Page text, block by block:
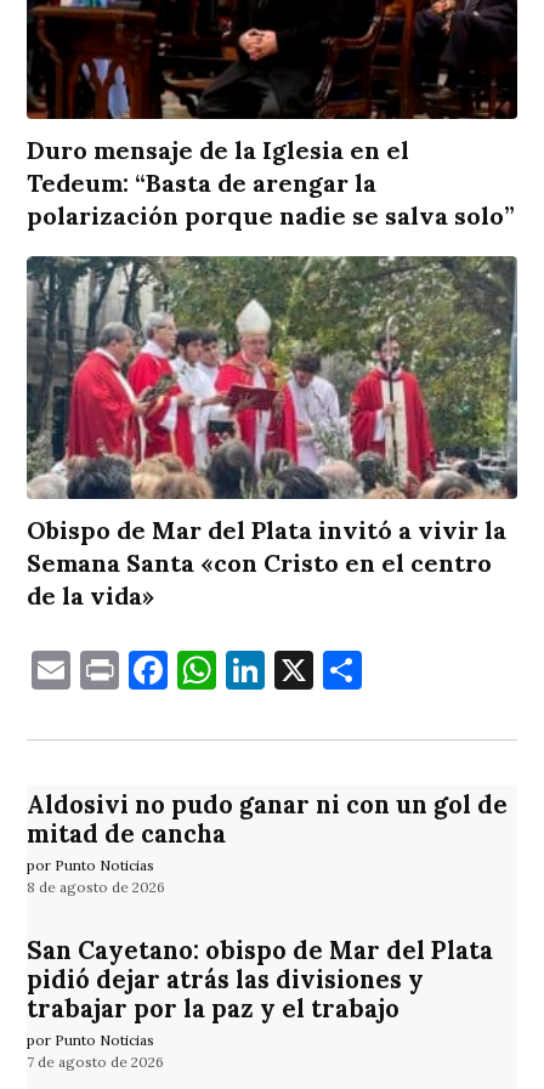
Duro mensaje de la Iglesia en el
Tedeum: “Basta de arengar la
polarización porque nadie se salva solo”
Obispo de Mar del Plata invitó a vivir la
Semana Santa «con Cristo en el centro
de la vida»
EmailPrintFacebook
WhatsApp
LinkedIn
X
Aldosivi no pudo ganar ni con un gol de
mitad de cancha
por Punto Noticias
8 de agosto de 2026
San Cayetano: obispo de Mar del Plata
pidió dejar atrás las divisiones y
trabajar por la paz y el trabajo
por Punto Noticias
7 de agosto de 2026